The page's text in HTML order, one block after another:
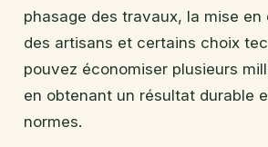
phasage des travaux, la mise en
des artisans et certains choix
pouvez économiser plusieurs
en obtenant un résultat durable
normes.